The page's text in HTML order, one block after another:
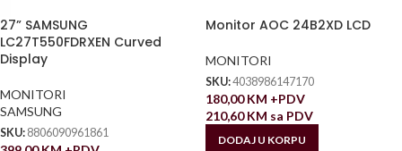
27” SAMSUNG
LC27T550FDRXEN Curved
Display
MONITORI
SAMSUNG
SKU: 8806090961861
Monitor AOC 24B2XD LCD
MONITORI
SKU:4038986147170
180,00KM +PDV
210,60KM sa PDV
DODAJ U KORPU